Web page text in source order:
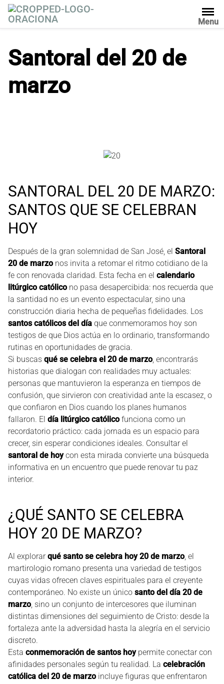
l
Menu
Santoral del 20 de
marzo
SANTORAL DEL 20 DE MARZO:
SANTOS QUE SE CELEBRAN
HOY
Después de la gran solemnidad de San José, el Santoral
20 de marzonos invita a retomar el ritmo cotidiano de la
fe con renovada claridad. Esta fecha en el calendario
litúrgico católicono pasa desapercibida: nos recuerda que
la santidad no es un evento espectacular, sino una
construcción diaria hecha de pequeñas fidelidades. Los
santos católicos del día que conmemoramos hoy son
testigos de que Dios actúa en lo ordinario, transformando
rutinas en oportunidades de gracia.
Si buscas qué se celebra el 20 de marzo, encontrarás
historias que dialogan con realidades muy actuales:
personas que mantuvieron la esperanza en tiempos de
confusión, que sirvieron con creatividad ante la escasez, o
que confiaron en Dios cuando los planes humanos
fallaron. El día litúrgico católicofunciona como un
recordatorio práctico: cada jornada es un espacio para
crecer, sin esperar condiciones ideales. Consultar el
santoral de hoycon esta mirada convierte una búsqueda
informativa en un encuentro que puede renovar tu paz
interior.
¿QUÉ SANTO SE CELEBRA
HOY 20 DE MARZO?
Al explorarqué santo se celebra hoy 20 de marzo, el
martirologio romano presenta una variedad de testigos
cuyas vidas ofrecen claves espirituales para el creyente
contemporáneo. No existe un único santo del día 20 de
marzo, sino un conjunto de intercesores que iluminan
distintas dimensiones del seguimiento de Cristo: desde la
fortaleza ante la adversidad hasta la alegría en el servicio
discreto.
Esta conmemoración de santos hoypermite conectar con
afinidades personales según tu realidad. La celebración
católica del 20 de marzoincluye figuras que enfrentaron